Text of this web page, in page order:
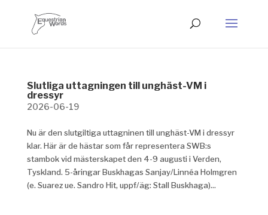
Slutliga uttagningen till unghäst-VM i
dressyr
2026-06-19
Nu är den slutgiltiga uttagninen till unghäst-VM i dressyr
klar. Här är de hästar som får representera SWB:s
stambok vid mästerskapet den 4-9 augusti i Verden,
Tyskland. 5-åringar Buskhagas Sanjay/Linnéa Holmgren
(e. Suarez ue. Sandro Hit, uppf/äg: Stall Buskhaga)...